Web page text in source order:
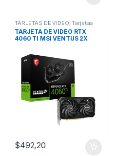
TARJETAS DE VIDEO ,Tarjetas
Profesionales
TARJETA DE VIDEO RTX
4060 TI MSI VENTUS 2X
$492,20